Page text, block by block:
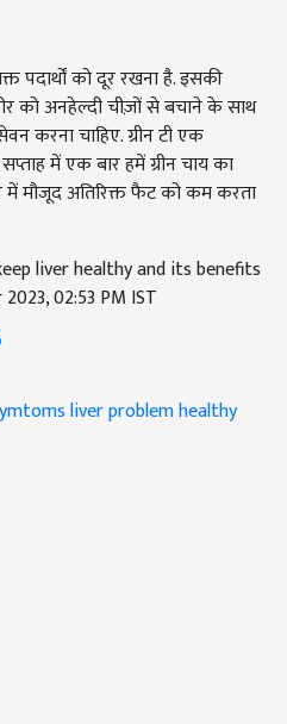
पदार्थों को दूर रखना है. इसकी
को अनहेल्दी चीज़ों से बचाने के साथ
करना चाहिए. ग्रीन टी एक
में एक बार हमें ग्रीन चाय का
में मौजूद अतिरिक्त फैट को कम करता
liver healthy and its benefits
02:53 PM IST
liver problemhealthy